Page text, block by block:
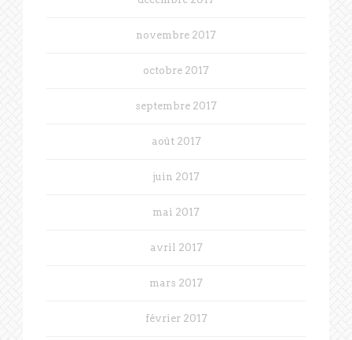
novembre 2017
octobre 2017
septembre 2017
août 2017
juin 2017
mai 2017
avril 2017
mars 2017
février 2017